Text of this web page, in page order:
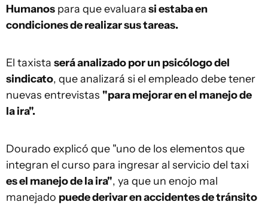
Humanos para que evaluarasi estaba en
condiciones de realizar sus tareas.
El taxista será analizado por un psicólogo del
sindicato, que analizará si el empleado debe tener
nuevas entrevistas "para mejorar en el manejo de
la ira".
Dourado explicó que "uno de los elementos que
integran el curso para ingresar al servicio del taxi
es el manejo de la ira", ya que un enojo mal
manejado puede derivar en accidentes de tránsito